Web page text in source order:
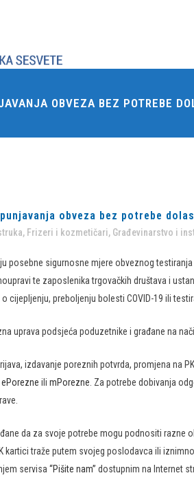
OBVEZA BEZ POTREBE
obveza bez potrebe
, Frizeri i kozmetičari, Građevinarstvo i
posebne sigurnosne mjere obveznog
te zaposlenika trgovačkih društava i
cijepljenju, preboljenju bolesti COVID-19 ili
uprava podsjeća poduzetnike i građane na
izdavanje poreznih potvrda, promjena na
ePorezne ili mPorezne . Za potrebe dobivanja
da za svoje potrebe mogu podnositi
kartici traže putem svojeg poslodavca ili
servisa “Pišite nam” dostupnim na Internet